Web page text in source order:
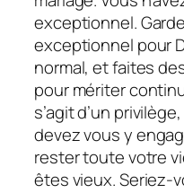
exceptionnel.
exceptionnel pour
normal, et faites
pour mériter
s’agit d’un
devez vous y
rester toute votre
êtes vieux. Seriez-